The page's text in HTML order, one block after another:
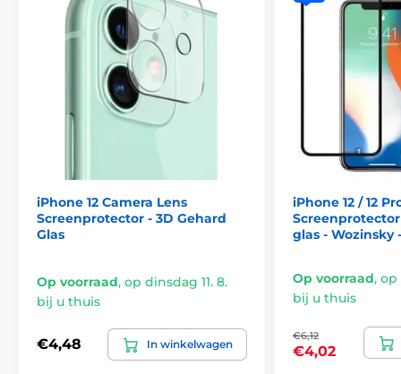
iPhone 12 Camera Lens
Screenprotector - 3D Gehard
Glas
Op voorraad, op dinsdag 11. 8.
bij u thuis
€4,48 In winkelwagen
iPhone 12 / 12
glas - Wozinsky
Op voorraad, op
bij u thuis
€6,12
€4,02